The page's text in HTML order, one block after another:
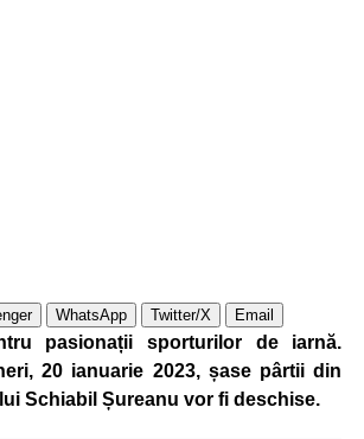
WhatsApp Twitter/X Email
pasionații sporturilor de iarnă.
20 ianuarie 2023, șase pârtii din
Schiabil Șureanu vor fi deschise.